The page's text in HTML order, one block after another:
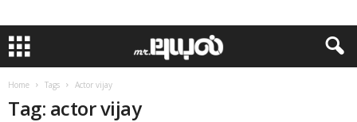
Home Tags Actor vijay
Tag: actor vijay